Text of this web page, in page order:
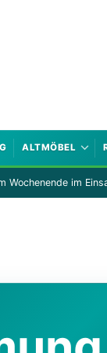
ALTMÖBEL
Wochenende im